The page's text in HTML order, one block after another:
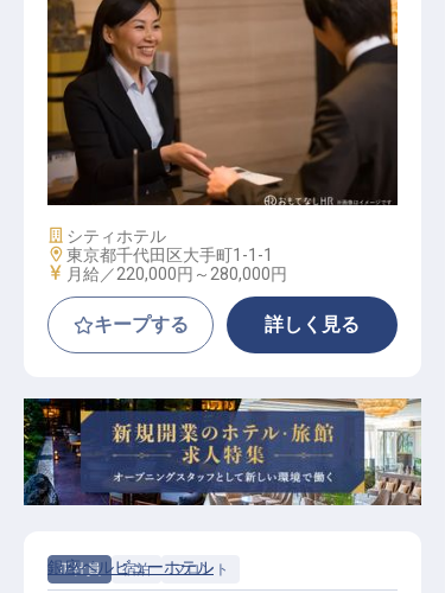
フロント
施設業態
シティホテル
勤務地
東京都千代田区大手町1-1-1
給与
月給／220,000円～ 280,000円
キープする 詳しく見る
正社員 宿泊 フロント
銀座ベルビューホテル